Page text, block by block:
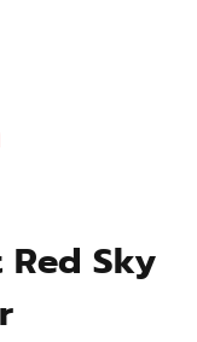
Red Sky